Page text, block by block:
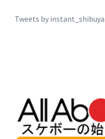
Tweets by instant_shibuya